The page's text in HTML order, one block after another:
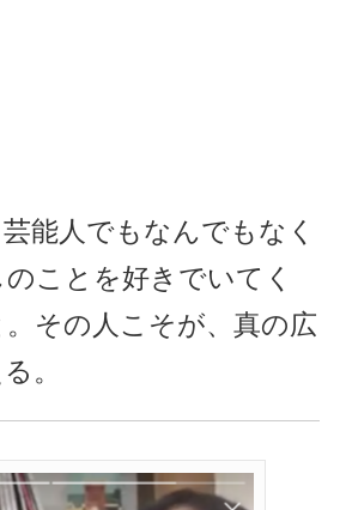
能人でもなんでもなく
ことを好きでいてく
その人こそが、真の広
。